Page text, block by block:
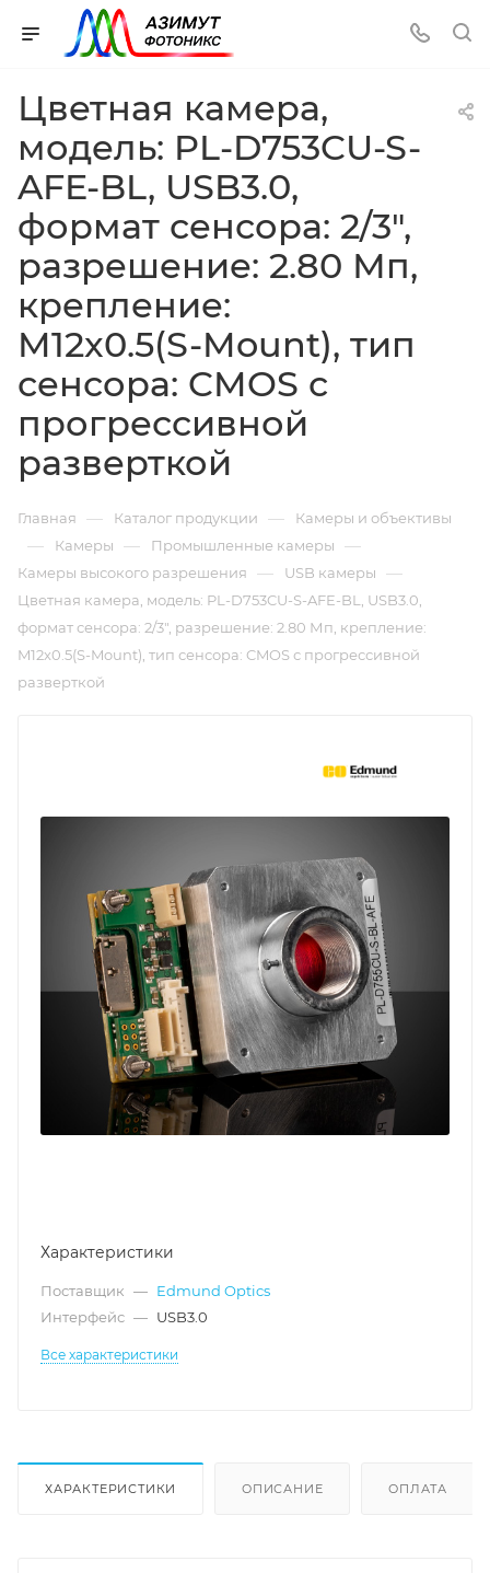
Цветная камера,
модель: PL-D753CU-S-
AFE-BL, USB3.0,
формат сенсора: 2/3",
разрешение: 2.80 Мп,
крепление:
M12x0.5(S-Mount), тип
сенсора: CMOS с
прогрессивной
разверткой
Главная — Каталог продукции — Камеры и объективы
— Камеры — Промышленные камеры —
Камеры высокого разрешения — USB камеры —
Цветная камера, модель: PL-D753CU-S-AFE-BL, USB3.0,
формат сенсора: 2/3", разрешение: 2.80 Мп, крепление:
M12x0.5(S-Mount), тип сенсора: CMOS с прогрессивной
разверткой
Характеристики
Поставщик — Edmund Optics
Интерфейс — USB3.0
Все характеристики
ХАРАКТЕРИСТИКИ ОПИСАНИЕ ОПЛАТА